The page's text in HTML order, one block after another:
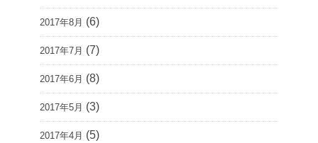
2017年8月 (6)
2017年7月 (7)
2017年6月 (8)
2017年5月 (3)
2017年4月 (5)